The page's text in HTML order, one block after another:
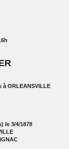
à ORLEANSVILLE
le 3/4/1878